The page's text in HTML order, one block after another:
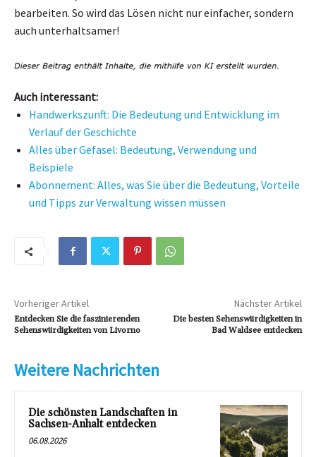
bearbeiten. So wird das Lösen nicht nur einfacher, sondern
auch unterhaltsamer!
Auch interessant:
Handwerkszunft: Die Bedeutung und Entwicklung im
Verlauf der Geschichte
Alles über Gefasel: Bedeutung, Verwendung und
Beispiele
Abonnement: Alles, was Sie über die Bedeutung, Vorteile
und Tipps zur Verwaltung wissen müssen
Vorheriger Artikel
Entdecken Sie die faszinierenden
Sehenswürdigkeiten von Livorno
Nächster Artikel
Die besten Sehenswürdigkeiten in
Bad Waldsee entdecken
Weitere Nachrichten
Die schönsten Landschaften in
Sachsen-Anhalt entdecken
06.08.2026